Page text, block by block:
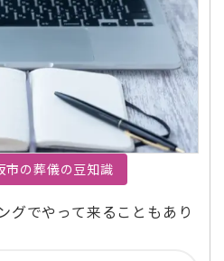
市の葬儀の豆知識
グでやって来ることもあり